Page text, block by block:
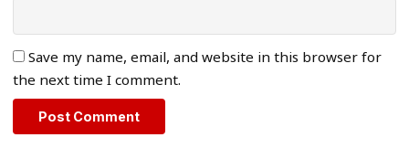
Save my name, email, and website in this browser for
the next time I comment.